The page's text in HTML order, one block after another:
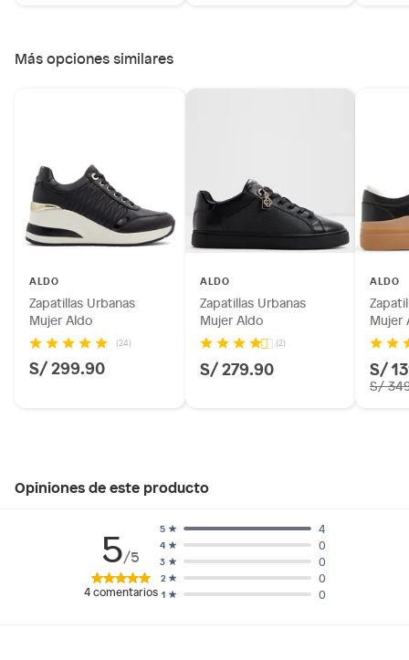
Más opciones similares
ALDO
Zapatillas Urbanas
Mujer Aldo
(24)
S/ 299.90
ALDO
Zapatillas Urbanas
Mujer Aldo
(2)
S/ 279.90
ALDO
Mujer
S/
S/
Opiniones de este producto
5/5
4 comentarios 1 0
2 0
3 0
4 0
5 4